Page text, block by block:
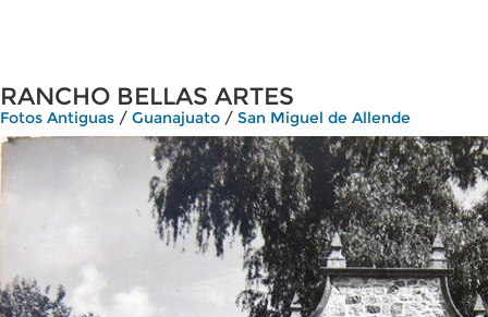
RANCHO BELLAS ARTES
Fotos Antiguas / Guanajuato / San Miguel de Allende